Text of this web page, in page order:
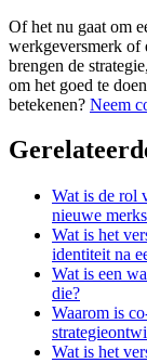
Of het nu gaat om
werkgeversmerk
brengen de
om het goed te
betekenen? Neem
Wat is de rol
nieuwe
Wat is het
identiteit na
Wat is een
die?
Waarom is
Wat is het